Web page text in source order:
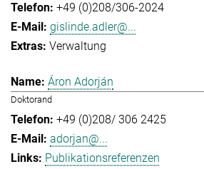
+49 (0)208/306-2024
gislinde.adler@...
Verwaltung
Áron Adorján
Doktorand
+49 (0)208/ 306 2425
adorjan@...
Publikationsreferenzen